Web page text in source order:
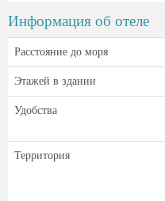
Информация об отеле
Расстояние до моря
Этажей в здании
Удобства
Территория